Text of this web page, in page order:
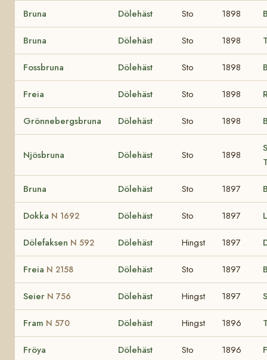
Bruna Dölehäst Sto 1898
Bruna Dölehäst Sto 1898
Fossbruna Dölehäst Sto 1898
Freia Dölehäst Sto 1898
Grönnebergsbruna Dölehäst Sto 1898
Njösbruna Dölehäst Sto 1898
Bruna Dölehäst Sto 1897
Dokka N 1692 Dölehäst Sto 1897
Dölefaksen N 592 Dölehäst Hingst 1897
Freia N 2158 Dölehäst Sto 1897
Seier N 756 Dölehäst Hingst 1897
Fram N 570 Dölehäst Hingst 1896
Fröya Dölehäst Sto 1896